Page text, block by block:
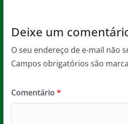
Deixe um
O seu endereço de e-mail não
Campos obrigatórios são
Comentário *